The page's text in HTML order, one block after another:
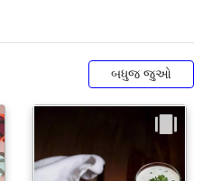
બધુજ જુઓ